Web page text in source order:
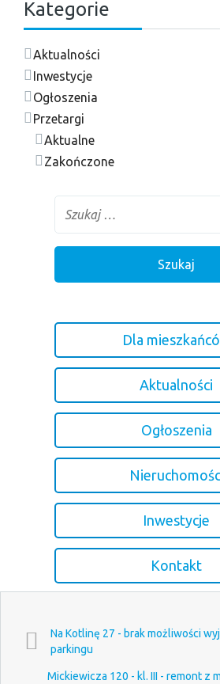
Kategorie
Aktualności
Inwestycje
Ogłoszenia
Przetargi
Aktualne
Zakończone
Dla
Aktualności
Ogłoszenia
Inwestycje
Kontakt
Na Kotlinę 27 - brak możliwości
parkingu
Mickiewicza 120 - kl. III - remont z